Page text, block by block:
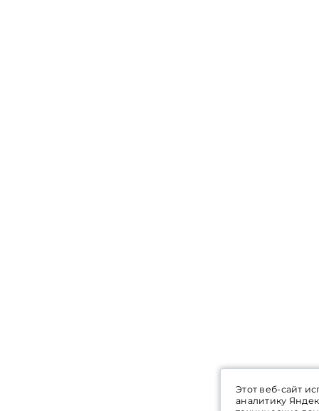
Этот веб-сайт
аналитику